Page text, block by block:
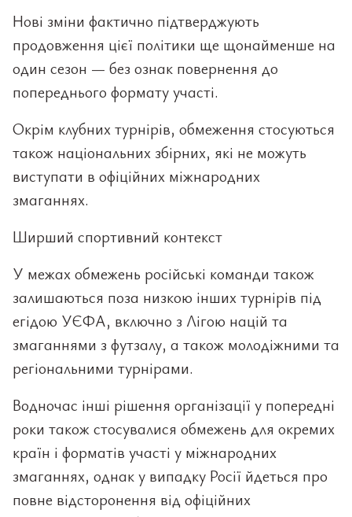
Нові зміни фактично підтверджують
продовження цієї політики ще щонайменше на
один сезон — без ознак повернення до
попереднього формату участі.
Окрім клубних турнірів, обмеження стосуються
також національних збірних, які не можуть
виступати в офіційних міжнародних
змаганнях.
Ширший спортивний контекст
У межах обмежень російські команди також
залишаються поза низкою інших турнірів під
егідою УЄФА, включно з Лігою націй та
змаганнями з футзалу, а також молодіжними та
регіональними турнірами.
Водночас інші рішення організації у попередні
роки також стосувалися обмежень для окремих
країн і форматів участі у міжнародних
змаганнях, однак у випадку Росії йдеться про
повне відсторонення від офіційних